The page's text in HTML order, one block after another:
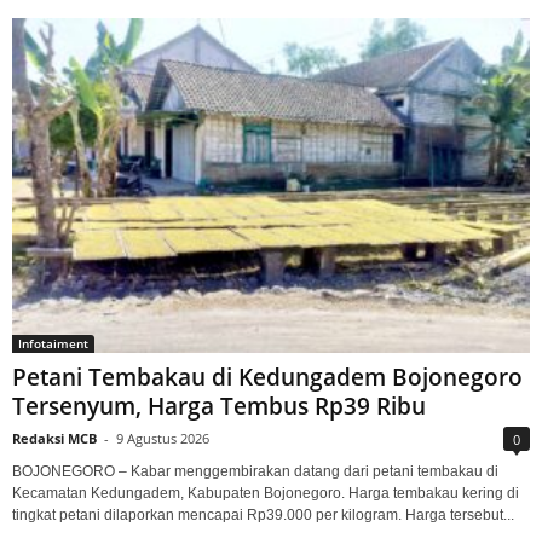
Infotaiment
Petani Tembakau di Kedungadem Bojonegoro
Tersenyum, Harga Tembus Rp39 Ribu
Redaksi MCB - 9 Agustus 2026 0
BOJONEGORO – Kabar menggembirakan datang dari petani tembakau di
Kecamatan Kedungadem, Kabupaten Bojonegoro. Harga tembakau kering di
tingkat petani dilaporkan mencapai Rp39.000 per kilogram. Harga tersebut...